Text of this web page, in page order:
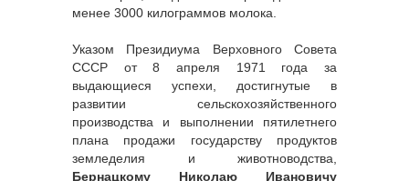
менее 3000 килограммов молока.
Указом Президиума Верховного Совета
СССР от 8 апреля 1971 года за
выдающиеся успехи, достигнутые в
развитии сельскохозяйственного
производства и выполнении пятилетнего
плана продажи государству продуктов
земледелия и животноводства,
Бернацкому Николаю Ивановичу